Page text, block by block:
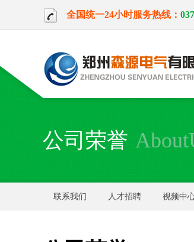
全国统一24小时服务热线：
公司荣誉
联系我们 人才招聘 视频中